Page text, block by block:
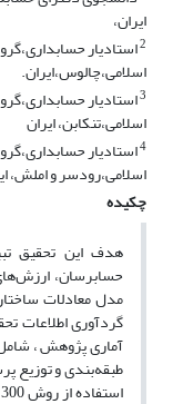
ایران،
2استادیار
اسلامی،چالوس،ایران.
3استادیار
اسلامی،تنکابن، ایران
4استادیار
اسلامی،رودسر و املش،
چکیده
هدف این تحقیق
حسابرسان،
مدل معادلات
گردآوری اطلاعات
آماری پژوهش ،
طبقه‌بندی و توزیع